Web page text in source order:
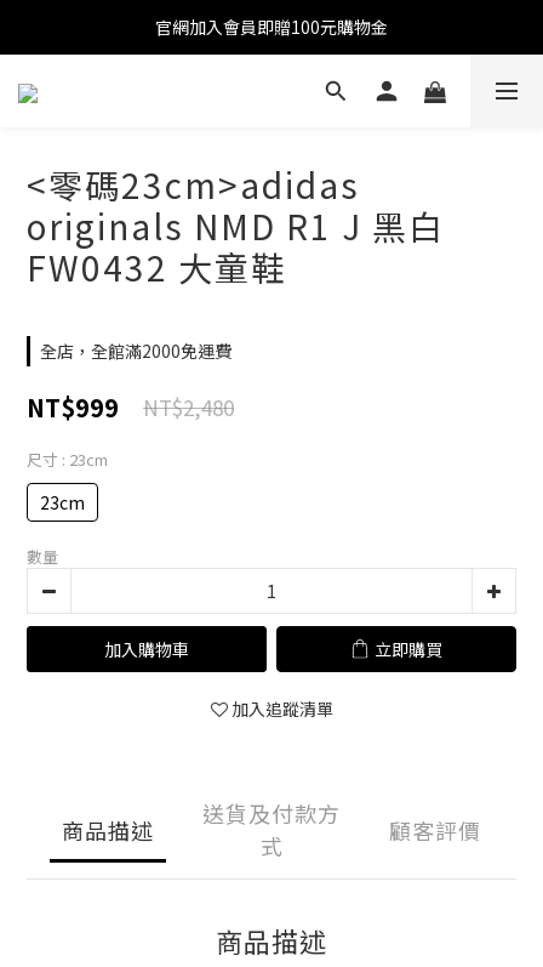
官網加入會員即贈100元購物金
官網加入會員即贈100元購物金
註冊會員全館滿2000超商免運!!!
<零碼23cm>adidas
originals NMD R1 J 黑白
FW0432 大童鞋
全店，全館滿2000免運費
NT$999 NT$2,480
尺寸 : 23cm
23cm
數量
加入購物車 立即購買
加入追蹤清單
商品描述
送貨及付款方
式
顧客評價
商品描述